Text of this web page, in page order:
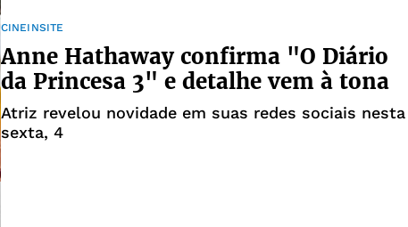
CINEINSITE
Anne Hathaway confirma "O Diário
da Princesa 3" e detalhe vem à tona
Atriz revelou novidade em suas redes sociais nesta
sexta, 4